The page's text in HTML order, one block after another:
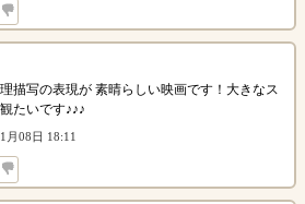
描写の表現が 素晴らしい映画です！大きなス
たいです♪♪♪
月08日 18:11